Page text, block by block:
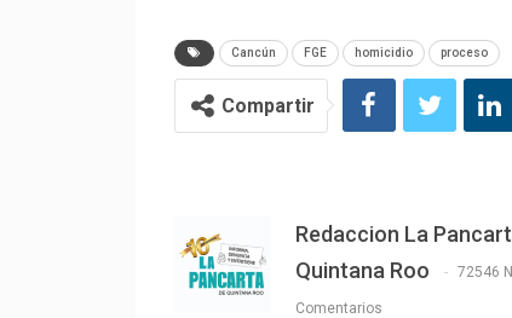
Cancún FGE homicidio proceso
Compartir
Redaccion La
Quintana Roo
72546
Comentarios